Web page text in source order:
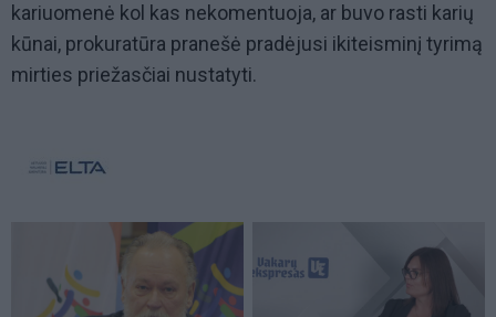
kariuomenė kol kas nekomentuoja, ar buvo rasti karių
kūnai, prokuratūra pranešė pradėjusi ikiteisminį tyrimą
mirties priežasčiai nustatyti.